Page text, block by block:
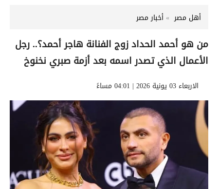
أهل مصر أخبار مصر
من هو أحمد الحداد زوج الفنانة هاجر أحمد؟.. رجل
الأعمال الذي تصدر اسمه بعد أزمة صبري نخنوخ
الاربعاء 03 يونية 2026 | 04:01 مساءً